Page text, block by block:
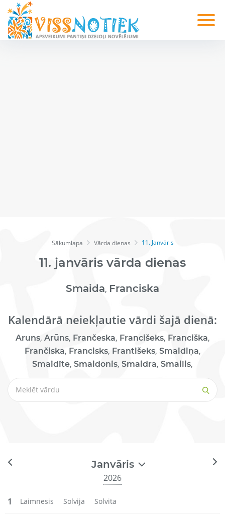
Sākumlapa Vārda dienas 11. Janvāris
11. janvāris vārda dienas
Smaida, Franciska
Kalendārā neiekļautie vārdi šajā dienā:
Aruns, Arūns, Frančeska, Francišeks, Franciška,
Frančiska, Francisks, Františeks, Smaidiņa,
Smaidīte, Smaidonis, Smaidra, Smailis,
Janvāris
2026
1 Laimnesis Solvija Solvita